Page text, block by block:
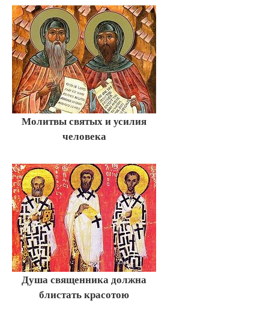
Молитвы святых и усилия
человека
Душа священника должна
блистать красотою